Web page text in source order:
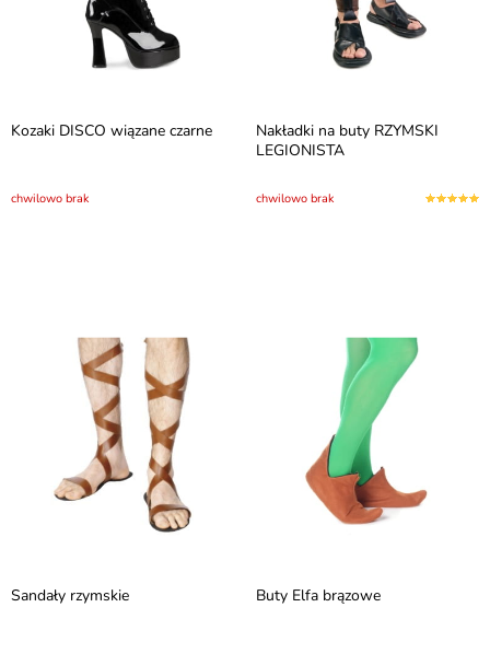
Kozaki DISCO wiązane czarne
chwilowo brak
Nakładki na buty RZYMSKI
LEGIONISTA
chwilowo brak
Sandały rzymskie Buty Elfa brązowe